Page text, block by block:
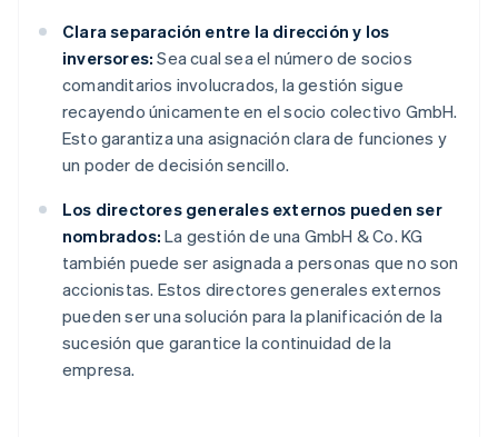
Clara separación entre la dirección y los
inversores: Sea cual sea el número de socios
comanditarios involucrados, la gestión sigue
recayendo únicamente en el socio colectivo GmbH.
Esto garantiza una asignación clara de funciones y
un poder de decisión sencillo.
Los directores generales externos pueden ser
nombrados: La gestión de una GmbH & Co. KG
también puede ser asignada a personas que no son
accionistas. Estos directores generales externos
pueden ser una solución para la planificación de la
sucesión que garantice la continuidad de la
empresa.